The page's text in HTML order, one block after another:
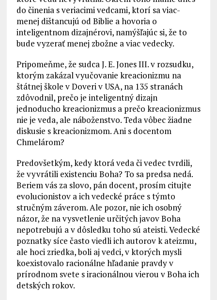
do činenia s veriacimi vedcami, ktorí sa viac-
menej dištancujú od Biblie a hovoria o
inteligentnom dizajnérovi, namýšľajúc si, že to
bude vyzerať menej zbožne a viac vedecky.
Pripomeňme, že sudca J. E. Jones III. v rozsudku,
ktorým zakázal vyučovanie kreacionizmu na
štátnej škole v Doveri v USA, na 135 stranách
zdôvodnil, prečo je inteligentný dizajn
jednoducho kreacionizmus a prečo kreacionizmus
nie je veda, ale náboženstvo. Teda vôbec žiadne
diskusie s kreacionizmom. Ani s docentom
Chmelárom?
Predovšetkým, kedy ktorá veda či vedec tvrdili,
že vyvrátili existenciu Boha? To sa predsa nedá.
Beriem vás za slovo, pán docent, prosím citujte
evolucionistov a ich vedecké práce s týmto
stručným záverom. Ale pozor, nie ich osobný
názor, že na vysvetlenie určitých javov Boha
nepotrebujú a v dôsledku toho sú ateisti. Vedecké
poznatky síce často viedli ich autorov k ateizmu,
ale hoci zriedka, boli aj vedci, v ktorých mysli
koexistovalo racionálne hľadanie pravdy v
prírodnom svete s iracionálnou vierou v Boha ich
detských rokov.